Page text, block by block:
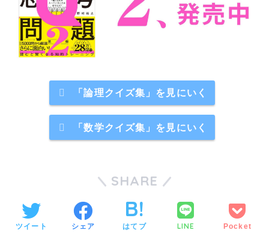
「論理クイズ集」を見にいく
「数学クイズ集」を見にいく
SHARE
ツイート シェア はてブ LINE Pocket